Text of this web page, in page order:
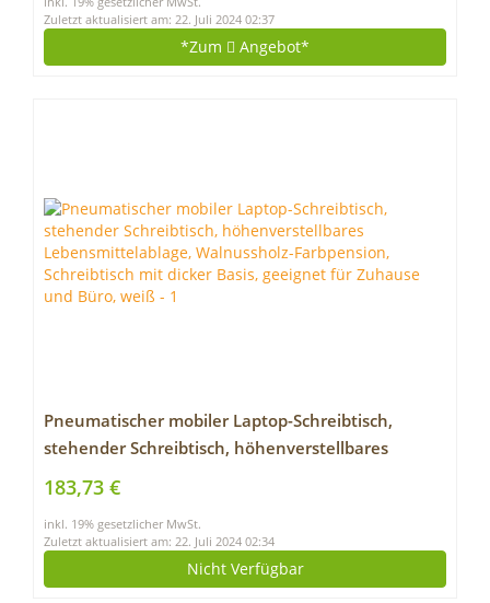
Zuletzt aktualisiert am: 22. Juli 2024 02:37
*Zum Angebot*
Pneumatischer mobiler Laptop-Schreibtisch,
stehender Schreibtisch, höhenverstellbares
Lebensmittelablage, Walnussholz-Farbpension,
Schreibtisch mit dicker Basis, geeignet für Zuhause
und Büro, weiß
183,73 €
inkl. 19% gesetzlicher MwSt.
Zuletzt aktualisiert am: 22. Juli 2024 02:34
Nicht Verfügbar